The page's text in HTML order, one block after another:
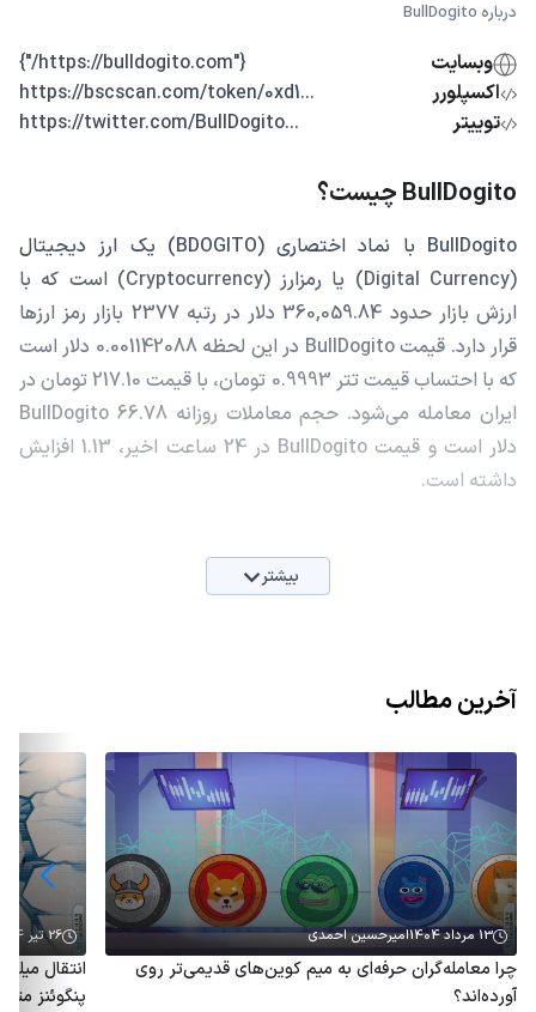
درباره BullDogito
وبسایت
{"https://bulldogito.com/"}
اکسپلورر
...https://bscscan.com/token/0xd1
توییتر
...https://twitter.com/BullDogito
BullDogito چیست؟
BullDogito با نماد اختصاری (BDOGITO) یک ارز دیجیتال
(Digital Currency) یا رمزارز (Cryptocurrency) است که با
ارزش بازار حدود 360,059.84 دلار در رتبه 2377 بازار رمز ارزها
قرار دارد. قیمت BullDogito در این لحظه 0.001142088 دلار است
که با احتساب قیمت تتر 0.9993 تومان، با قیمت 217.10 تومان در
ایران معامله می‌شود. حجم معاملات روزانه BullDogito 66.78
دلار است و قیمت BullDogito در 24 ساعت اخیر، 1.13 افزایش
داشته است.
بیشتر
آخرین مطالب
13 مرداد 1404 امیرحسین احمدی
چرا معامله‌گران حرفه‌ای به میم کوین‌های قدیمی‌تر روی
آورده‌اند؟
26 تیر 1404
پنگوئنز